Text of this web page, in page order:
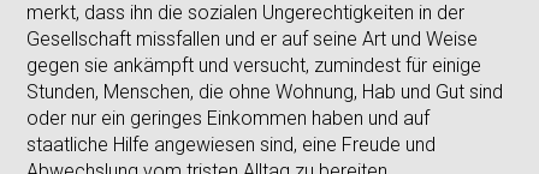
merkt, dass ihn die sozialen Ungerechtigkeiten in der
Gesellschaft missfallen und er auf seine Art und Weise
gegen sie ankämpft und versucht, zumindest für einige
Stunden, Menschen, die ohne Wohnung, Hab und Gut sind
oder nur ein geringes Einkommen haben und auf
staatliche Hilfe angewiesen sind, eine Freude und